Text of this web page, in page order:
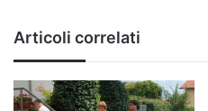
Articoli correlati